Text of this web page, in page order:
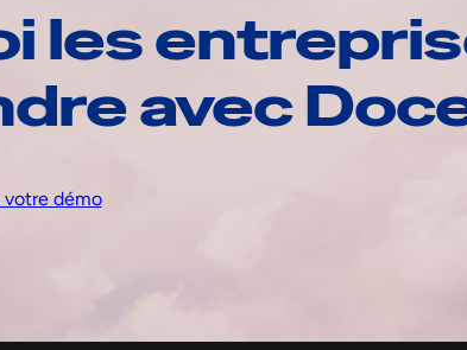
les
avec
votre démo